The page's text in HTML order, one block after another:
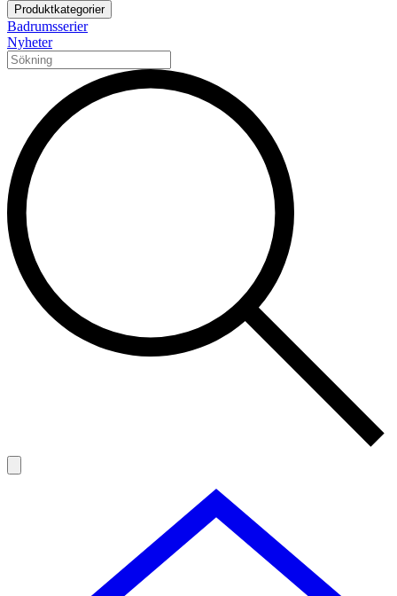
Produktkategorier
Badrumsserier
Nyheter